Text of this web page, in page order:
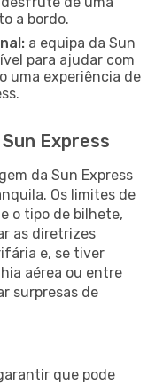
a bordo.
a equipa da Sun
para ajudar com
uma experiência de
Express
da Sun Express
Os limites de
o tipo de bilhete,
as diretrizes
e, se tiver
aérea ou entre
surpresas de
que pode